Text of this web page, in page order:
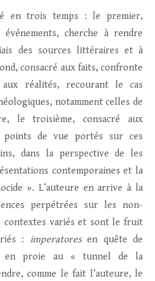
en trois temps : le premier,
cherche à rendre
des sources littéraires et à
consacré aux faits, confronte
réalités, recourant le cas
notamment celles de
le troisième, consacré aux
points de vue portés sur ces
dans la perspective de les
contemporaines et la
». L’auteure en arrive à la
perpétrées sur les non-
contextes variés et sont le fruit
: imperatoresen quête de
en proie au « tunnel de la
comme le fait l’auteure, le